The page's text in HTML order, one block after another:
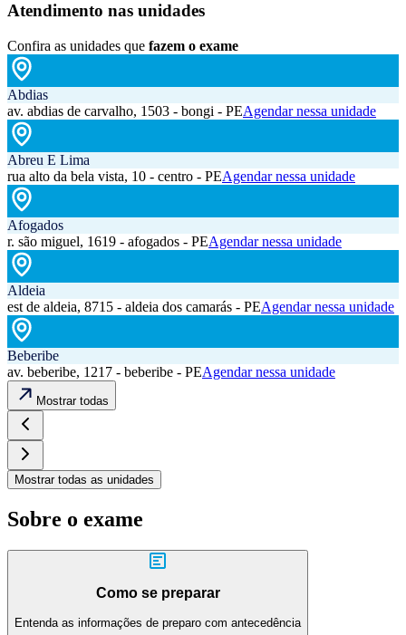
Atendimento nas unidades
Confira as unidades que fazem o exame
Abdias
av. abdias de carvalho, 1503 - bongi - PEAgendar nessa unidade
Abreu E Lima
rua alto da bela vista, 10 - centro - PEAgendar nessa unidade
Afogados
r. são miguel, 1619 - afogados - PEAgendar nessa unidade
Aldeia
est de aldeia, 8715 - aldeia dos camarás - PEAgendar nessa unidade
Beberibe
av. beberibe, 1217 - beberibe - PEAgendar nessa unidade
Mostrar todas
Mostrar todas as unidades
Sobre o exame
Como se preparar
Entenda as informações de preparo com antecedência